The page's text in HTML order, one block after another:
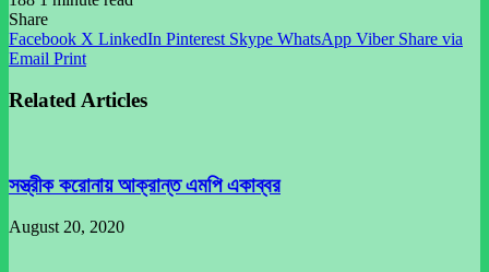
Share
Facebook X LinkedIn Pinterest Skype WhatsApp Viber Share via
Email Print
Related Articles
সস্ত্রীক করোনায় আক্রান্ত এমপি একাব্বর
August 20, 2020